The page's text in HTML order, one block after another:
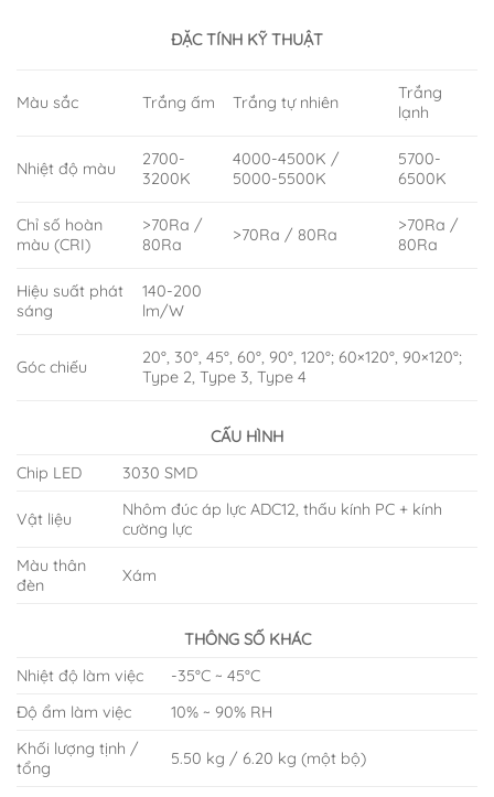
ĐẶC TÍNH KỸ THUẬT
Màu sắc Trắng ấm Trắng tự nhiên
Trắng
lạnh
Nhiệt độ màu
2700-
3200K
4000-4500K /
5000-5500K
5700-
6500K
Chỉ số hoàn
màu (CRI)
>70Ra /
80Ra
>70Ra / 80Ra
>70Ra /
80Ra
Hiệu suất phát
sáng
140-200
lm/W
Góc chiếu
20°, 30°, 45°, 60°, 90°, 120°; 60×120°, 90×120°;
Type 2, Type 3, Type 4
CẤU HÌNH
Chip LED
3030 SMD
Vật liệu
Nhôm đúc áp lực ADC12, thấu kính PC + kính
cường lực
Màu thân
đèn
Xám
THÔNG SỐ KHÁC
Nhiệt độ làm việc
-35°C ~ 45°C
Độ ẩm làm việc
10% ~ 90% RH
Khối lượng tịnh /
tổng
5.50 kg / 6.20 kg (một bộ)